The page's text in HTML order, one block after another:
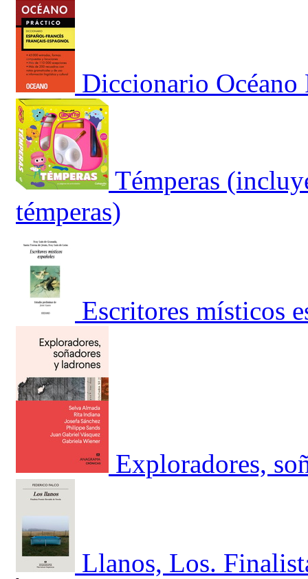
Diccionario Océano
Témperas
témperas)
Escritores místicos
Exploradores,
Llanos, Los.